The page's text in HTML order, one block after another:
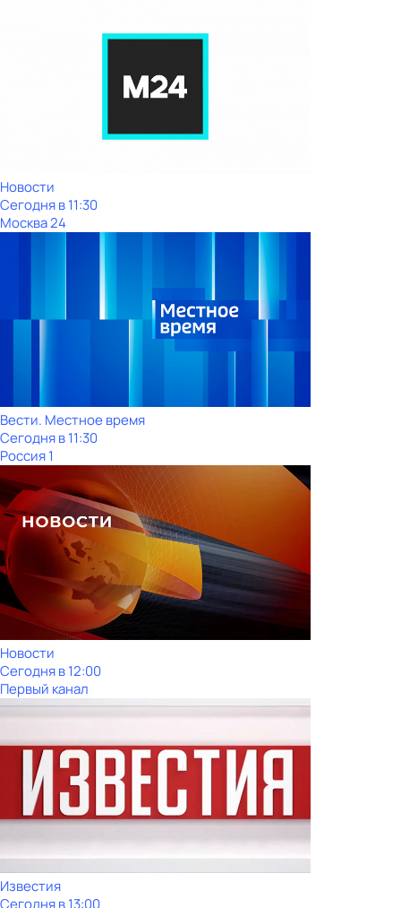
Новости
Сегодня в 11:30
Москва 24
Вести. Местное время
Сегодня в 11:30
Россия 1
Новости
Сегодня в 12:00
Первый канал
Известия
Сегодня в 13:00